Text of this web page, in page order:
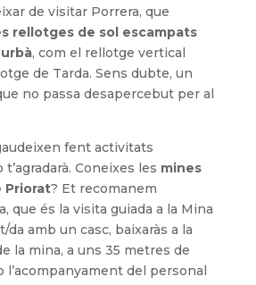
de visitar Porrera, que
rellotges de sol escampats
, com el rellotge vertical
de Tarda. Sens dubte, un
no passa desapercebut per al
fent activitats
Coneixes les mines
Priorat? Et recomanem
que és la visita guiada a la Mina
da amb un casc, baixaràs a la
la mina, a uns 35 metres de
l’acompanyament del personal